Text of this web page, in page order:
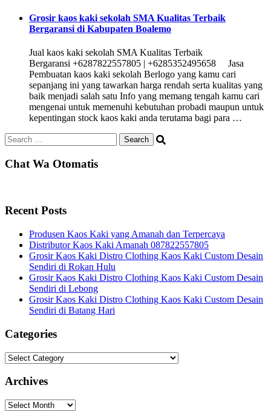
Grosir kaos kaki sekolah SMA Kualitas Terbaik
Bergaransi di Kabupaten Boalemo
Jual kaos kaki sekolah SMA Kualitas Terbaik
Bergaransi +6287822557805 | +6285352495658 Jasa
Pembuatan kaos kaki sekolah Berlogo yang kamu cari
sepanjang ini yang tawarkan harga rendah serta kualitas yang
baik menjadi salah satu Info yang memang tengah kamu cari
mengenai untuk memenuhi kebutuhan probadi maupun untuk
kepentingan stock kaos kaki anda terutama bagi para …
Search
for:
Chat Wa Otomatis
Recent Posts
Produsen Kaos Kaki yang Amanah dan Terpercaya
Distributor Kaos Kaki Amanah 087822557805
Grosir Kaos Kaki Distro Clothing Kaos Kaki Custom Desain
Sendiri di Rokan Hulu
Grosir Kaos Kaki Distro Clothing Kaos Kaki Custom Desain
Sendiri di Lebong
Grosir Kaos Kaki Distro Clothing Kaos Kaki Custom Desain
Sendiri di Batang Hari
Categories
Categories
Archives
Archives